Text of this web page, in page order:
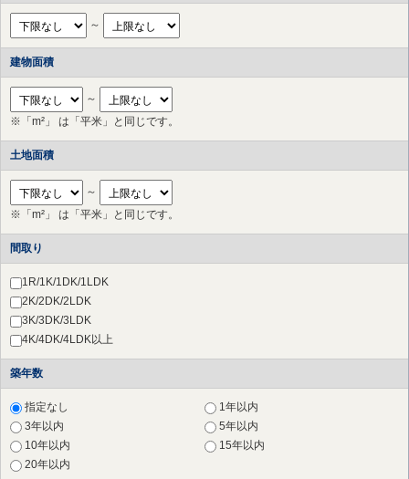
府中市（11件）
調布市（17件）
町田市（10件）
小金井市
国立市（2件）
狛江市（3件）
多摩市 （17件）
川崎市 高津区
川崎市 中原区
（20件）
川崎市 多摩区
（24件）
川崎市 宮前区（66件）
川崎市 幸区
横浜市 都筑区 （20件）
横浜市 青葉区
さいたま市 北区
草加市（1件）
横浜市 鶴見区（28件）
横浜市 神奈川区
横浜市 中区
横浜市 南区
横浜市 保土ケ谷区
横浜市 磯子区
～
建物面積
～
※「m²」 は「平米」と同じです。
土地面積
～
※「m²」 は「平米」と同じです。
間取り
1R/1K/1DK/1LDK
2K/2DK/2LDK
3K/3DK/3LDK
4K/4DK/4LDK以上
築年数
指定なし
1年以内
3年以内
5年以内
10年以内
15年以内
20年以内